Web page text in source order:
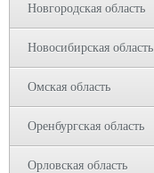
Новгородская область
Новосибирская область
Омская область
Оренбургская область
Орловская область